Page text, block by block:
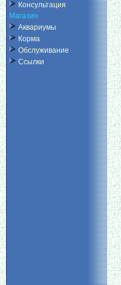
Консультация
Магазин
Аквариумы
Корма
Обслуживание
Ссылки